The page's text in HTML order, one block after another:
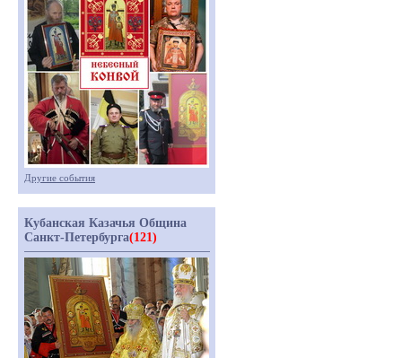
Другие события
Кубанская Казачья Община
Санкт-Петербурга(121)